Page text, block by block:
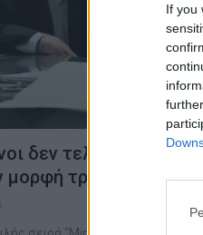
If you
δεν τελείωσαν: Το
μορφή τριών ταινιών